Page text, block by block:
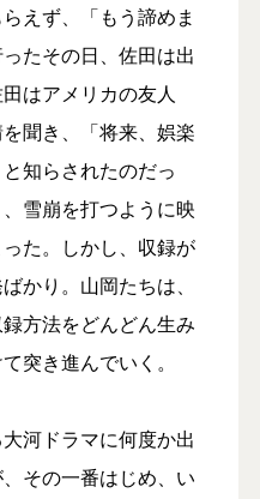
えず、「もう諦めま
たその日、佐田は出
はアメリカの友人
聞き、「将来、娯楽
知らされたのだっ
雪崩を打つように映
た。しかし、収録が
かり。山岡たちは、
方法をどんどん生み
突き進んでいく。
河ドラマに何度か出
その一番はじめ、い